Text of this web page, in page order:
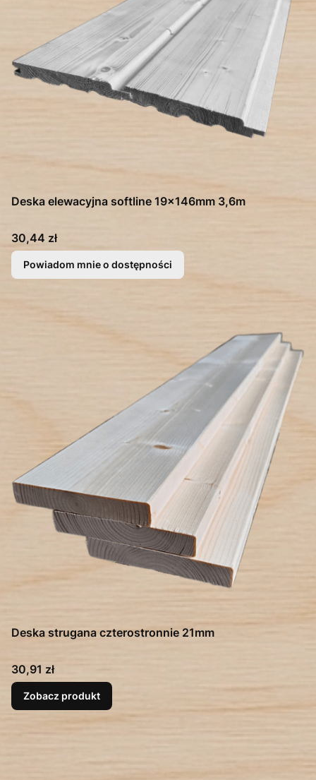
Deska elewacyjna softline 19x146mm 3,6m
Cena
30,44 zł
Powiadom mnie o dostępności
Deska strugana czterostronnie 21mm
Cena
30,91 zł
Zobacz produkt